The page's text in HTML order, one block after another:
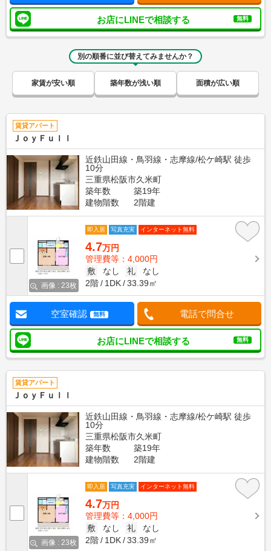
お店にLINEで相談する 無料
別の順番に並び替えてみませんか？
家賃が安い順 築年数が浅い順 面積が広い順
賃貸アパート
ＪｏｙＦｕｌｌ
近鉄山田線・鳥羽線・志摩線/松ケ崎駅 徒歩
10分
三重県松阪市久米町
築年数
築19年
建物階数
2階建
画像 : 23枚
即入居 写真充実 インターネット無料
4.7万円
管理費等：4,000円
敷
なし 礼
なし
2階
1DK 33.39㎡
空室確認 無料 電話で問合せ
お店にLINEで相談する 無料
賃貸アパート
ＪｏｙＦｕｌｌ
近鉄山田線・鳥羽線・志摩線/松ケ崎駅 徒歩
10分
三重県松阪市久米町
築年数
築19年
建物階数
2階建
画像 : 23枚
即入居 写真充実 インターネット無料
4.7万円
管理費等：4,000円
敷
なし 礼
なし
2階
1DK 33.39㎡